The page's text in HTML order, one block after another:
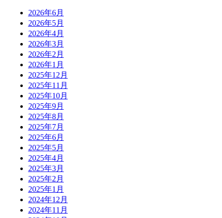
2026年6月
2026年5月
2026年4月
2026年3月
2026年2月
2026年1月
2025年12月
2025年11月
2025年10月
2025年9月
2025年8月
2025年7月
2025年6月
2025年5月
2025年4月
2025年3月
2025年2月
2025年1月
2024年12月
2024年11月